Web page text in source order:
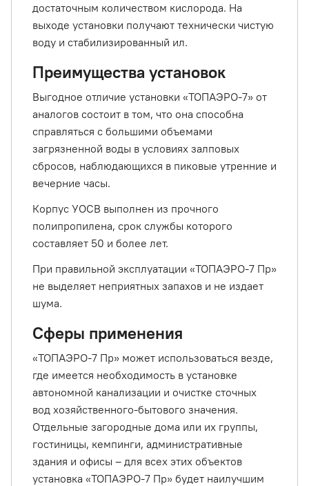
достаточным количеством кислорода. На
выходе установки получают технически чистую
воду и стабилизированный ил.
Преимущества установок
Выгодное отличие установки «ТОПАЭРО-7» от
аналогов состоит в том, что она способна
справляться с большими объемами
загрязненной воды в условиях залповых
сбросов, наблюдающихся в пиковые утренние и
вечерние часы.
Корпус УОСВ выполнен из прочного
полипропилена, срок службы которого
составляет 50 и более лет.
При правильной эксплуатации «ТОПАЭРО-7 Пр»
не выделяет неприятных запахов и не издает
шума.
Сферы применения
«ТОПАЭРО-7 Пр» может использоваться везде,
где имеется необходимость в установке
автономной канализации и очистке сточных
вод хозяйственного-бытового значения.
Отдельные загородные дома или их группы,
гостиницы, кемпинги, административные
здания и офисы – для всех этих объектов
установка «ТОПАЭРО-7 Пр» будет наилучшим